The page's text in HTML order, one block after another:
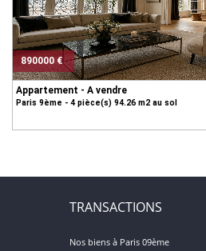
890000 €
Appartement - A vendre
Paris 9ème - 4 pièce(s) 94.26 m2 au sol
TRANSACTIONS
Nos biens à Paris 09ème